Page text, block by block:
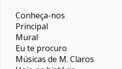
Conheça-nos
Principal
Mural
Eu te procuro
Músicas de M. Claros